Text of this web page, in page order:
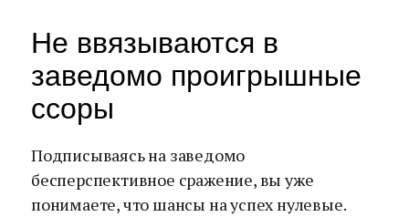
Не ввязываются в
заведомо проигрышные
ссоры
Подписываясь на заведомо
бесперспективное сражение, вы уже
понимаете, что шансы на успех нулевые.